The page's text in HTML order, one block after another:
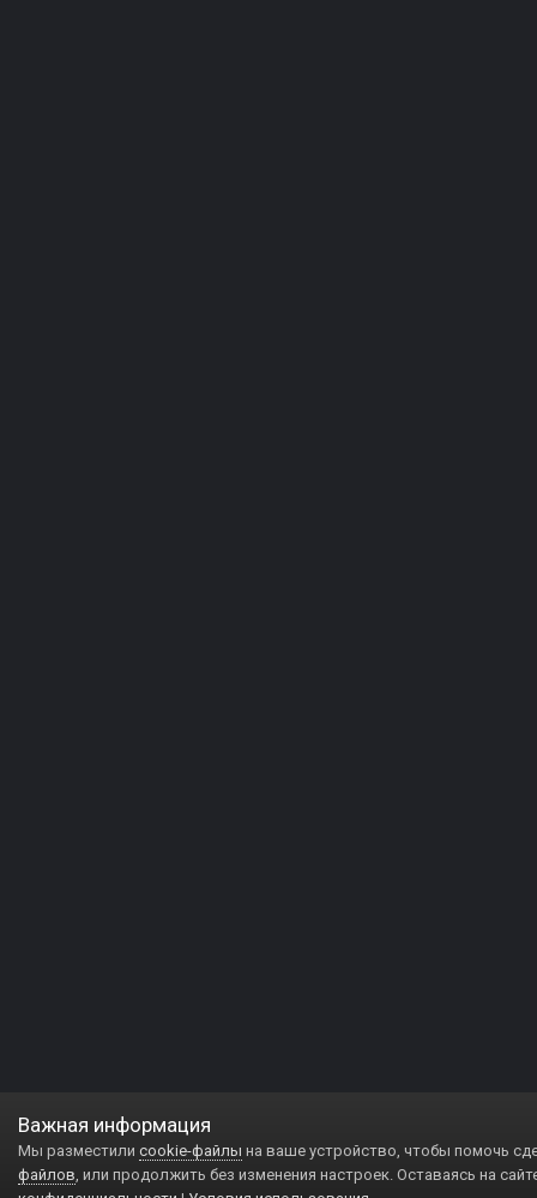
Важная информация
Мы разместили cookie-файлы на ваше устройство, чтобы помочь
файлов, или продолжить без изменения настроек. Оставаясь на